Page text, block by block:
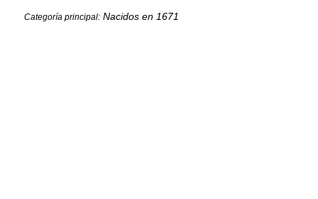
Categoría principal: Nacidos en 1671